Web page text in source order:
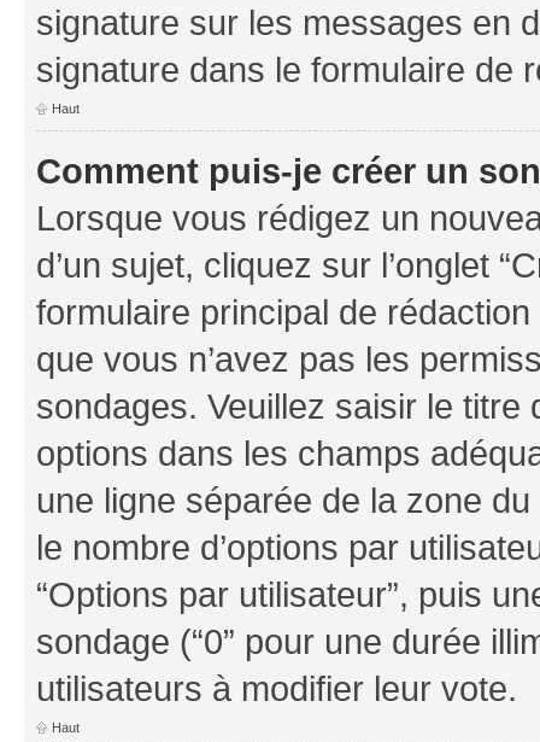
signature sur les messages en
signature dans le formulaire de
Haut
Comment puis-je créer un
Lorsque vous rédigez un
d’un sujet, cliquez sur l’onglet
formulaire principal de
que vous n’avez pas les
sondages. Veuillez saisir le
options dans les champs
une ligne séparée de la zone
le nombre d’options par
“Options par utilisateur”, puis
sondage (“0” pour une durée
utilisateurs à modifier leur vote.
Haut